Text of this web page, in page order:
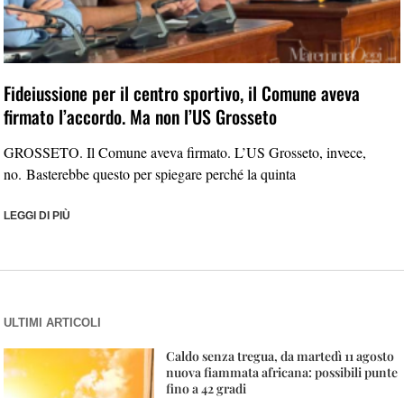
Fideiussione per il centro sportivo, il Comune aveva
firmato l’accordo. Ma non l’US Grosseto
GROSSETO. Il Comune aveva firmato. L’US Grosseto, invece,
no. Basterebbe questo per spiegare perché la quinta
LEGGI DI PIÙ
ULTIMI ARTICOLI
Caldo senza tregua, da martedì 11 agosto
nuova fiammata africana: possibili punte
fino a 42 gradi